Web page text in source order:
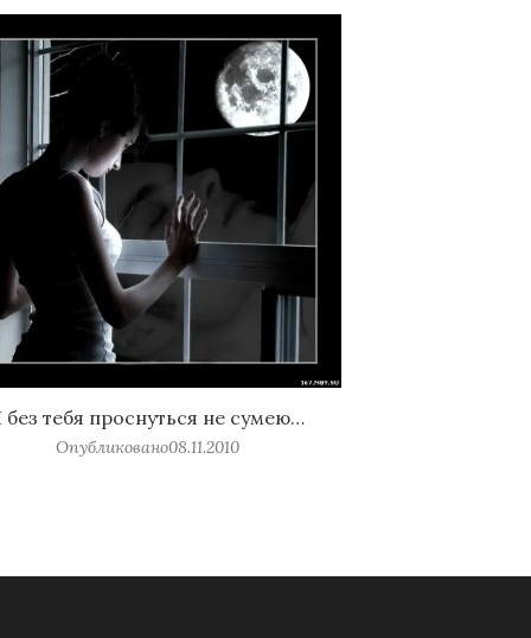
без тебя проснуться не сумею…
Опубликовано08.11.2010